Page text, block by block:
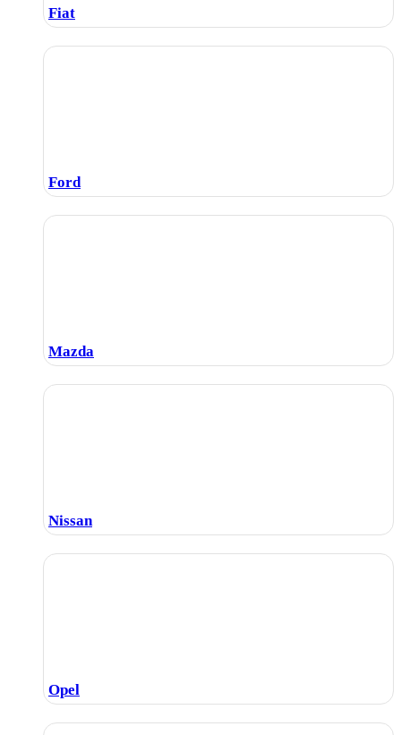
Fiat
Ford
Mazda
Nissan
Opel